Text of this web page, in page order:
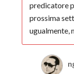
predicatore
prossima
ugualmente,